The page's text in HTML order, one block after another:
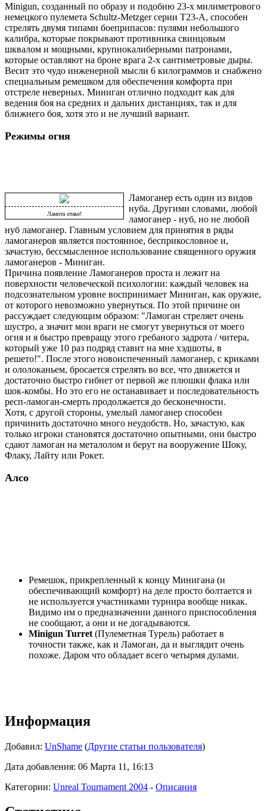
Minigun, созданный по образу и подобию 23-х милиметрового
немецкого пулемета Schultz-Metzger серии T23-A, способен
стрелять двумя типами боеприпасов: пулями небольшого
калибра, которые покрывают противника свинцовым
шквалом и мощными, крупнокалиберными патронами,
которые оставляют на броне врага 2-х сантиметровые дыры.
Весит это чудо инженерной мысли 6 килограммов и снабжено
специальным ремешком для обеспечения комфорта при
отстреле неверных. Миниган отлично подходит как для
ведения боя на средних и дальних дистанциях, так и для
ближнего боя, хотя это и не лучший вариант.
Режимы огня
Ламота отаке!
Ламоганер есть один из видов
нуба. Другими словами, любой
ламоганер - нуб, но не любой
нуб ламоганер. Главным условием для принятия в ряды
ламоганеров является постоянное, бесприкословное и,
зачастую, бессмысленное использование священного оружия
ламоганеров - Миниган.
Причина появление Ламоганеров проста и лежит на
поверхности человеческой психологии: каждый человек на
подсознательном уровне воспринимает Миниган, как оружие,
от которого невозможно увернуться. По этой причине он
рассуждает следующим образом: "Ламоган стреляет очень
шустро, а значит мои враги не смогут увернуться от моего
огня и я быстро превращу этого гребаного задрота / читера,
который уже 10 раз подряд ставит на мне хэдшоты, в
решето!". После этого новоиспеченный ламоганер, с криками
и ололоканьем, бросается стрелять во все, что движется и
достаточно быстро гибнет от первой же плюшки флака или
шок-комбы. Но это его не останавивает и последовательность
респ-ламоган-смерть продолжается до бесконечности.
Хотя, с другой стороны, умелый ламоганер способен
причинить достаточно много неудобств. Но, зачастую, как
только игроки становятся достаточно опытными, они быстро
сдают ламоган на металолом и берут на вооружение Шоку,
Флаку, Лайту или Рокет.
Алсо
Ремешок, прикрепленный к концу Минигана (и
обеспечивающий комфорт) на деле просто болтается и
не используется участниками турнира вообще никак.
Видимо им о предназначении данного приспособления
не сообщают, а они и не догадываются.
Minigun Turret (Пулеметная Турель) работает в
точности также, как и Ламоган, да и выглядит очень
похоже. Даром что обладает всего четырмя дулами.
Информация
Добавил: UnShame (Другие статьи пользователя)
Дата добавления: 06 Марта 11, 16:13
Категории: Unreal Tournament 2004 - Описания